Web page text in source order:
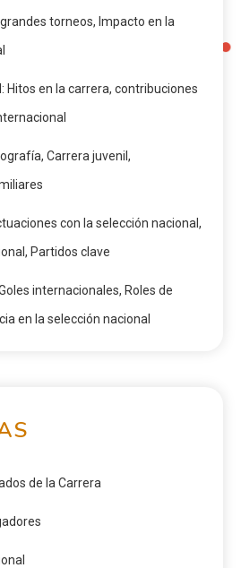
torneos, Impacto en la
Hitos en la carrera, contribuciones
Carrera juvenil,
con la selección nacional,
Partidos clave
internacionales, Roles de
en la selección nacional
de la Carrera